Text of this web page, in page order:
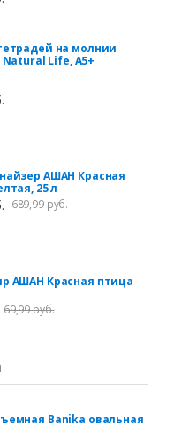
на молнии
Life, A5+
АШАН Красная
25 л
689,99 руб.
АШАН Красная птица
69,99 руб.
Banika овальная